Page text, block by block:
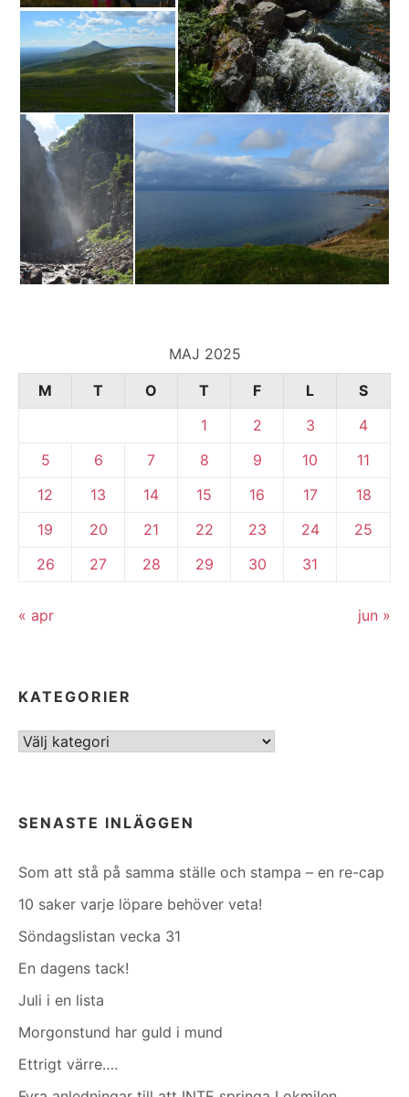
MAJ 2025
M
T O T F L
S
1
2 3
4
5
6 7 8 9 10
11
12
13 14 15 16 17
18
19
20 21 22 23 24
25
26
27 28 29 30 31
« apr jun »
KATEGORIER
Kategorier
SENASTE INLÄGGEN
Som att stå på samma ställe och stampa – en re-cap
10 saker varje löpare behöver veta!
Söndagslistan vecka 31
En dagens tack!
Juli i en lista
Morgonstund har guld i mund
Ettrigt värre….